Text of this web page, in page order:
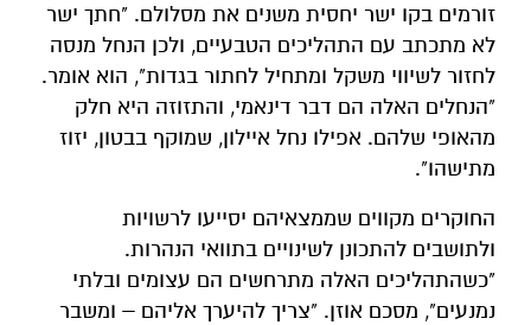
זורמים בקו ישר יחסית משנים את מסלולם. "חתך ישר
לא מתכתב עם התהליכים הטבעיים, ולכן הנחל מנסה
לחזור לשיווי משקל ומתחיל לחתור בגדות", הוא אומר.
"הנחלים האלה הם דבר דינאמי, והתזוזה היא חלק
מהאופי שלהם. אפילו נחל איילון, שמוקף בבטון, יזוז
מתישהו".
החוקרים מקווים שממצאיהם יסייעו לרשויות
ולתושבים להתכונן לשינויים בתוואי הנהרות.
"כשהתהליכים האלה מתרחשים הם עצומים ובלתי
נמנעים", מסכם אוזן. "צריך להיערך אליהם – ומשבר